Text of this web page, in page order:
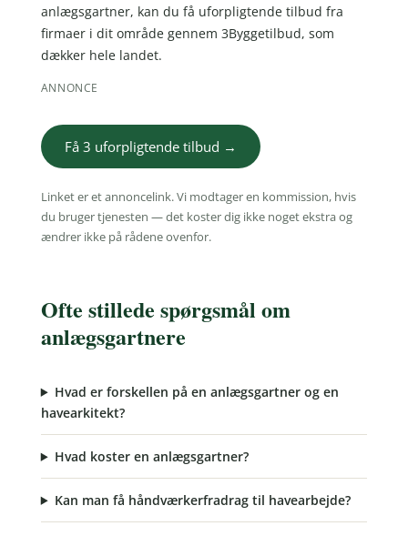
anlægsgartner, kan du få uforpligtende tilbud fra
firmaer i dit område gennem 3Byggetilbud, som
dækker hele landet.
ANNONCE
Få 3 uforpligtende tilbud →
Linket er et annoncelink. Vi modtager en kommission, hvis
du bruger tjenesten — det koster dig ikke noget ekstra og
ændrer ikke på rådene ovenfor.
Ofte stillede spørgsmål om
anlægsgartnere
Hvad er forskellen på en anlægsgartner og en
havearkitekt?
Hvad koster en anlægsgartner?
Kan man få håndværkerfradrag til havearbejde?